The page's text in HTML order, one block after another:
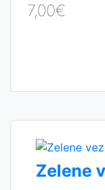
7,00€
Zelene